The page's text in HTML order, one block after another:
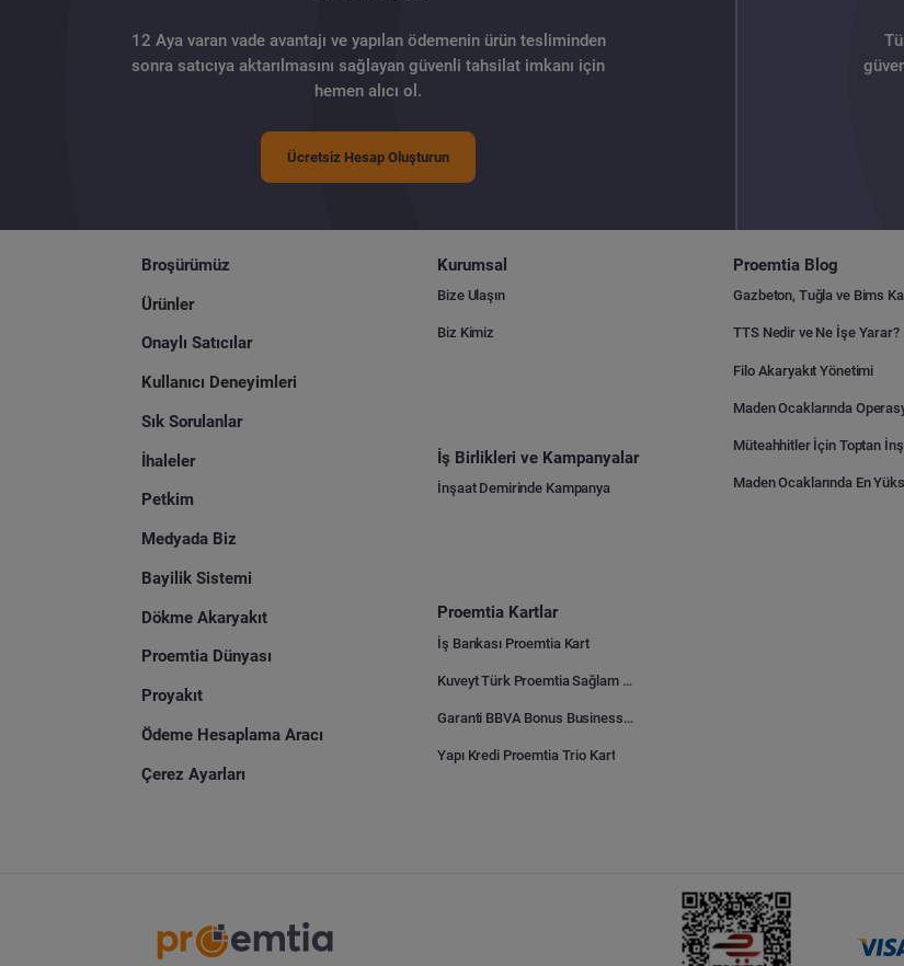
12 Aya varan vade avantajı ve yapılan ödemenin ürün tesliminden
sonra satıcıya aktarılmasını sağlayan güvenli tahsilat imkanı için
hemen alıcı ol.
Ücretsiz Hesap Oluşturun
Broşürümüz
Ürünler
Onaylı Satıcılar
Kullanıcı Deneyimleri
Sık Sorulanlar
İhaleler
Petkim
Medyada Biz
Bayilik Sistemi
Dökme Akaryakıt
Proemtia Dünyası
Proyakıt
Ödeme Hesaplama Aracı
Çerez Ayarları
Kurumsal
Bize Ulaşın
Biz Kimiz
İş Birlikleri ve Kampanyalar
İnşaat Demirinde Kampanya
Proemtia Kartlar
İş Bankası Proemtia Kart
Kuveyt Türk Proemtia Sağlam Bayi Kart
Garanti BBVA Bonus Business Proemtia Bayi Kart
Yapı Kredi Proemtia Trio Kart
Proemtia Blog
TTS Nedir ve Ne İşe Yarar?
Filo Akaryakıt Yönetimi